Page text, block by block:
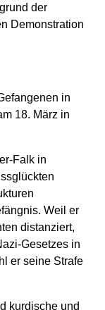
der
Demonstration
in
18. März in
Falk in
ngnis. Weil er
distanziert,
Gesetzes in
er seine Strafe
kurdische und